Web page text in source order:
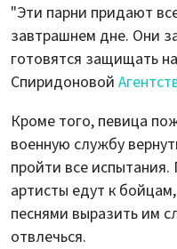
"Эти парни придают
завтрашнем дне. Они
готовятся защищать
Спиридоновой
Кроме того, певица
военную службу
пройти все
артисты едут к
песнями выразить им
отвлечься.